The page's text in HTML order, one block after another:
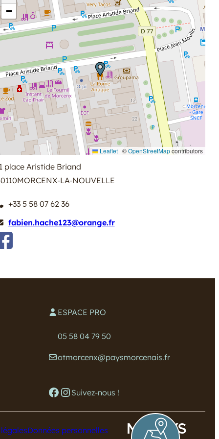
−
Leaflet | ©OpenStreetMapcontributors
place Aristide Briand
MORCENX-LA-NOUVELLE
+33 5 58 07 62 36
fabien.hache123@orange.fr
ESPACE PRO
05 58 04 79 50
otmorcenx@paysmorcenais.fr
Facebook Instagram Suivez-nous !
Données personnelles